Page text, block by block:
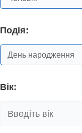
Подія:
Вік: